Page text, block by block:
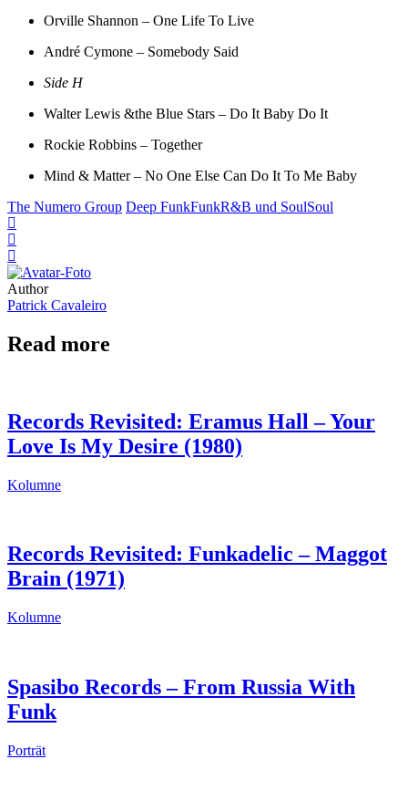
Orville Shannon – One Life To Live
André Cymone – Somebody Said
Side H
Walter Lewis &the Blue Stars – Do It Baby Do It
Rockie Robbins – Together
Mind & Matter – No One Else Can Do It To Me Baby
The Numero Group Deep FunkFunkR&B und SoulSoul
Author
Patrick Cavaleiro
Read more
Records Revisited: Eramus Hall – Your
Love Is My Desire (1980)
Kolumne
Records Revisited: Funkadelic – Maggot
Brain (1971)
Kolumne
Spasibo Records – From Russia With
Funk
Porträt